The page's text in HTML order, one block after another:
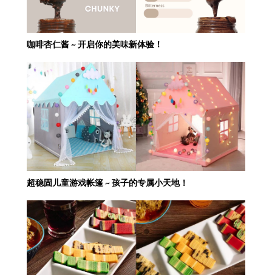
咖啡杏仁酱 ~ 开启你的美味新体验！
超稳固儿童游戏帐篷 ~ 孩子的专属小天地！